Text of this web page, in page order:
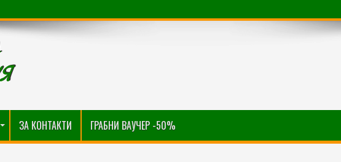
ЗА КОНТАКТИ ГРАБНИ ВАУЧЕР -50%